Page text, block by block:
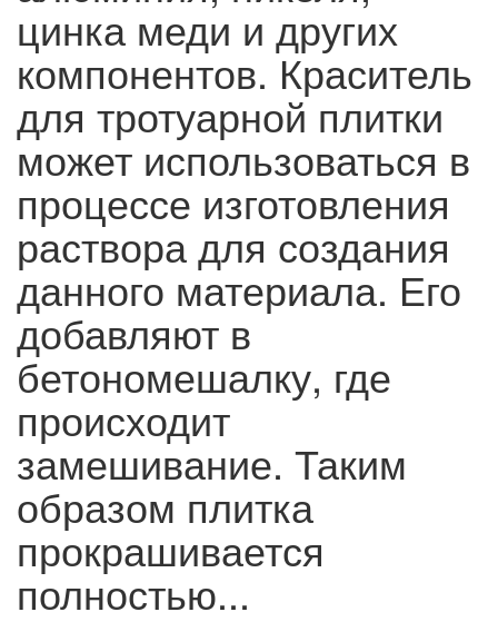
цинка меди и других
компонентов. Краситель
для тротуарной плитки
может использоваться в
процессе изготовления
раствора для создания
данного материала. Его
добавляют в
бетономешалку, где
происходит
замешивание. Таким
образом плитка
прокрашивается
полностью...